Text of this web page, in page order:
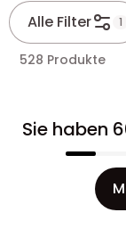
Alle Filter 1
528 Produkte
Sie haben